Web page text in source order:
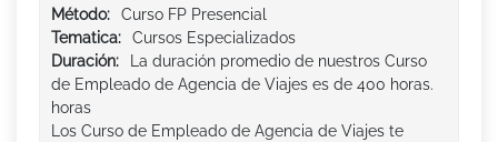
Método:
Curso FP Presencial
Tematica:
Cursos Especializados
Duración:
La duración promedio de nuestros Curso
de Empleado de Agencia de Viajes es de 400 horas.
horas
Los Curso de Empleado de Agencia de Viajes te